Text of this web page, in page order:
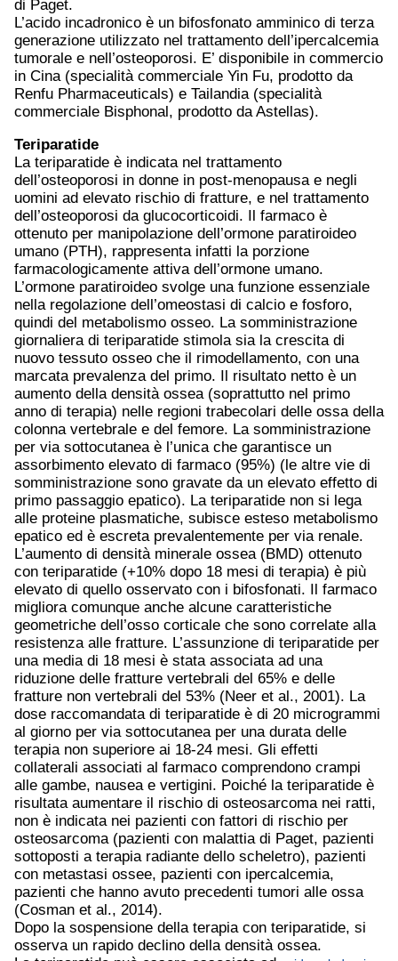
di Paget.
L’acido incadronico è un bifosfonato amminico di terza
generazione utilizzato nel trattamento dell’ipercalcemia
tumorale e nell’osteoporosi. E’ disponibile in commercio
in Cina (specialità commerciale Yin Fu, prodotto da
Renfu Pharmaceuticals) e Tailandia (specialità
commerciale Bisphonal, prodotto da Astellas).
Teriparatide
La teriparatide è indicata nel trattamento
dell’osteoporosi in donne in post-menopausa e negli
uomini ad elevato rischio di fratture, e nel trattamento
dell’osteoporosi da glucocorticoidi. Il farmaco è
ottenuto per manipolazione dell’ormone paratiroideo
umano (PTH), rappresenta infatti la porzione
farmacologicamente attiva dell’ormone umano.
L’ormone paratiroideo svolge una funzione essenziale
nella regolazione dell’omeostasi di calcio e fosforo,
quindi del metabolismo osseo. La somministrazione
giornaliera di teriparatide stimola sia la crescita di
nuovo tessuto osseo che il rimodellamento, con una
marcata prevalenza del primo. Il risultato netto è un
aumento della densità ossea (soprattutto nel primo
anno di terapia) nelle regioni trabecolari delle ossa della
colonna vertebrale e del femore. La somministrazione
per via sottocutanea è l’unica che garantisce un
assorbimento elevato di farmaco (95%) (le altre vie di
somministrazione sono gravate da un elevato effetto di
primo passaggio epatico). La teriparatide non si lega
alle proteine plasmatiche, subisce esteso metabolismo
epatico ed è escreta prevalentemente per via renale.
L’aumento di densità minerale ossea (BMD) ottenuto
con teriparatide (+10% dopo 18 mesi di terapia) è più
elevato di quello osservato con i bifosfonati. Il farmaco
migliora comunque anche alcune caratteristiche
geometriche dell’osso corticale che sono correlate alla
resistenza alle fratture. L’assunzione di teriparatide per
una media di 18 mesi è stata associata ad una
riduzione delle fratture vertebrali del 65% e delle
fratture non vertebrali del 53% (Neer et al., 2001). La
dose raccomandata di teriparatide è di 20 microgrammi
al giorno per via sottocutanea per una durata delle
terapia non superiore ai 18-24 mesi. Gli effetti
collaterali associati al farmaco comprendono crampi
alle gambe, nausea e vertigini. Poiché la teriparatide è
risultata aumentare il rischio di osteosarcoma nei ratti,
non è indicata nei pazienti con fattori di rischio per
osteosarcoma (pazienti con malattia di Paget, pazienti
sottoposti a terapia radiante dello scheletro), pazienti
con metastasi ossee, pazienti con ipercalcemia,
pazienti che hanno avuto precedenti tumori alle ossa
(Cosman et al., 2014).
Dopo la sospensione della terapia con teriparatide, si
osserva un rapido declino della densità ossea.